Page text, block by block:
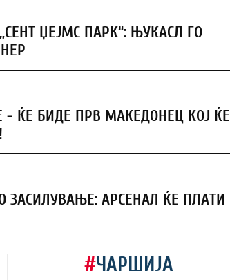
ЏЕЈМС ПАРК“: ЊУКАСЛ ГО
- ЌЕ БИДЕ ПРВ МАКЕДОНЕЦ КОЈ ЌЕ
ЗАСИЛУВАЊЕ: АРСЕНАЛ ЌЕ ПЛАТИ
#ЧАРШИЈА